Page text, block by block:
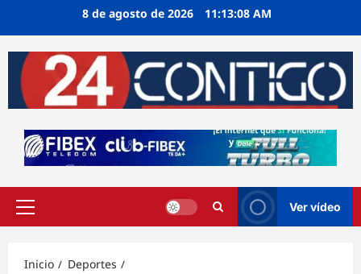
8 de agosto de 2026 11:13:08 AM
Menú
Ver vídeo
Inicio
Deportes